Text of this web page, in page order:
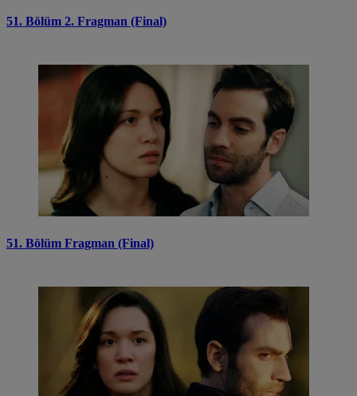
51. Bölüm 2. Fragman (Final)
51. Bölüm Fragman (Final)